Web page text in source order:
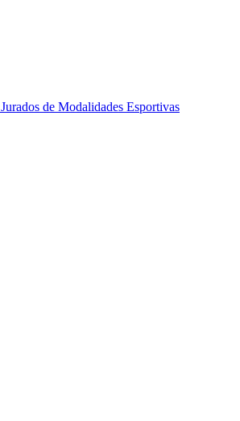
Jurados de Modalidades Esportivas